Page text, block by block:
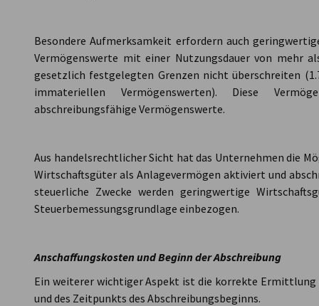
Besondere Aufmerksamkeit erfordern auch
Vermögenswerte mit einer Nutzungsdauer von mehr
gesetzlich festgelegten Grenzen nicht überschreiten
immateriellen Vermögenswerten). Diese
abschreibungsfähige Vermögenswerte.
Aus handelsrechtlicher Sicht hat das Unternehmen die
Wirtschaftsgüter als Anlagevermögen aktiviert und
steuerliche Zwecke werden geringwertige
Steuerbemessungsgrundlage einbezogen.
Anschaffungskosten und Beginn der Abschreibung
Ein weiterer wichtiger Aspekt ist die korrekte Ermittlung
und des Zeitpunkts des Abschreibungsbeginns.